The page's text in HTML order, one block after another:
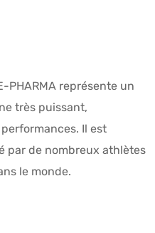
PHARMA représente un
très puissant,
Il est
par de nombreux athlètes
le monde.